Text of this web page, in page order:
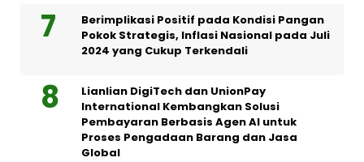
Berimplikasi Positif pada Kondisi Pangan
Pokok Strategis, Inflasi Nasional pada Juli
2024 yang Cukup Terkendali
Lianlian DigiTech dan UnionPay
International Kembangkan Solusi
Pembayaran Berbasis Agen AI untuk
Proses Pengadaan Barang dan Jasa
Global